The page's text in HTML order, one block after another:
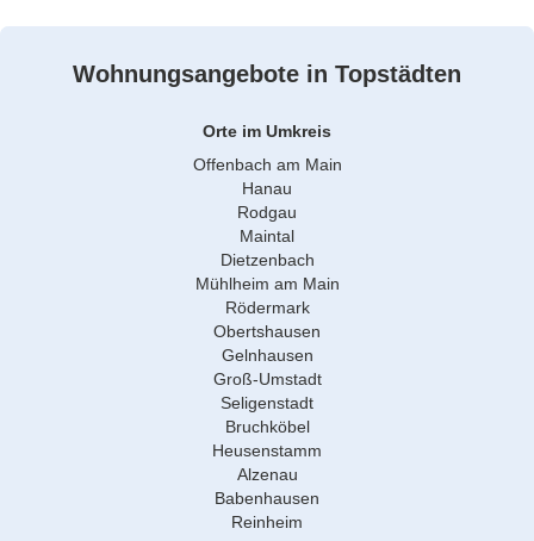
Wohnungsangebote in Topstädten
Orte im Umkreis
Offenbach am Main
Hanau
Rodgau
Maintal
Dietzenbach
Mühlheim am Main
Rödermark
Obertshausen
Gelnhausen
Groß-Umstadt
Seligenstadt
Bruchköbel
Heusenstamm
Alzenau
Babenhausen
Reinheim